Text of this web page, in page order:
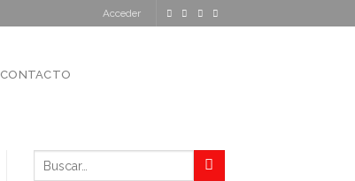
Acceder
CONTACTO